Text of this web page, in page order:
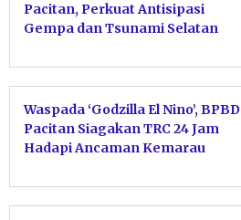
Pacitan, Perkuat Antisipasi
Gempa dan Tsunami Selatan
Waspada ‘Godzilla El Nino’, BPBD
Pacitan Siagakan TRC 24 Jam
Hadapi Ancaman Kemarau